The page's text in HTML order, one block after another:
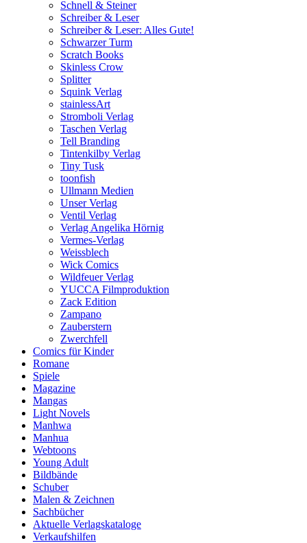
Schnell & Steiner
Schreiber & Leser
Schreiber & Leser: Alles Gute!
Schwarzer Turm
Scratch Books
Skinless Crow
Splitter
Squink Verlag
stainlessArt
Stromboli Verlag
Taschen Verlag
Tell Branding
Tintenkilby Verlag
Tiny Tusk
toonfish
Ullmann Medien
Unser Verlag
Ventil Verlag
Verlag Angelika Hörnig
Vermes-Verlag
Weissblech
Wick Comics
Wildfeuer Verlag
YUCCA Filmproduktion
Zack Edition
Zampano
Zauberstern
Zwerchfell
Comics für Kinder
Romane
Spiele
Magazine
Mangas
Light Novels
Manhwa
Manhua
Webtoons
Young Adult
Bildbände
Schuber
Malen & Zeichnen
Sachbücher
Aktuelle Verlagskataloge
Verkaufshilfen